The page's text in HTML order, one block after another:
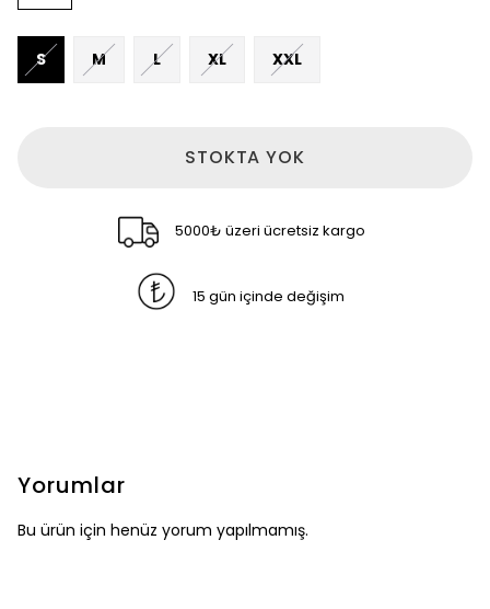
S M L XL XXL
STOKTA YOK
5000₺ üzeri ücretsiz kargo
15 gün içinde değişim
Yorumlar
Bu ürün için henüz yorum yapılmamış.